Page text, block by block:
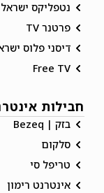
נטפליקס ישראל
פרטנר TV
דיסני פלוס
Free TV
חבילות
בזק | Bezeq
סלקום
טריפל סי
אינטרנט רימון